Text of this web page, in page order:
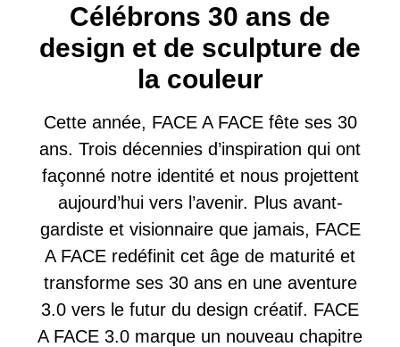
Célébrons 30 ans de
design et de sculpture de
la couleur
Cette année, FACE A FACE fête ses 30
ans. Trois décennies d’inspiration qui ont
façonné notre identité et nous projettent
aujourd’hui vers l’avenir. Plus avant-
gardiste et visionnaire que jamais, FACE
A FACE redéfinit cet âge de maturité et
transforme ses 30 ans en une aventure
3.0 vers le futur du design créatif. FACE
A FACE 3.0 marque un nouveau chapitre